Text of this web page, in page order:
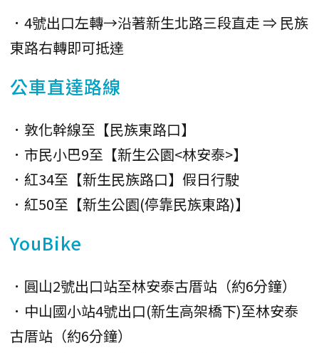
．4號出口左轉→沿著新生北路三段直走 ⇒ 民族
東路右轉即可抵達
公車直達路線
．敦化幹線至【民族東路口】
．市民小巴9至【新生公園<林安泰>】
．紅34至【新生民族路口】假日行駛
．紅50至【新生公園(停靠民族東路)】
YouBike
．圓山2號出口站至林安泰古厝站（約6分鐘）
．中山國小站4號出口(新生高架橋下)至林安泰
古厝站（約6分鐘）